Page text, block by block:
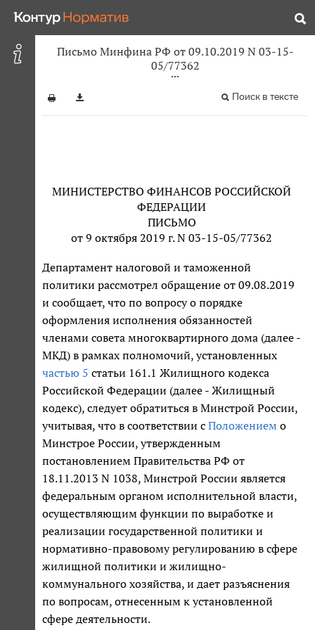
Письмо Минфина РФ от 09.10.2019 N 03-15-
05/77362
Поиск в тексте
МИНИСТЕРСТВО ФИНАНСОВ РОССИЙСКОЙ
ФЕДЕРАЦИИ
ПИСЬМО
от 9 октября 2019 г. N 03-15-05/77362
Департамент налоговой и таможенной
политики рассмотрел обращение от 09.08.2019
и сообщает, что по вопросу о порядке
оформления исполнения обязанностей
членами совета многоквартирного дома (далее -
МКД) в рамках полномочий, установленных
частью 5 статьи 161.1 Жилищного кодекса
Российской Федерации (далее - Жилищный
кодекс), следует обратиться в Минстрой России,
учитывая, что в соответствии с Положением о
Минстрое России, утвержденным
постановлением Правительства РФ от
18.11.2013 N 1038, Минстрой России является
федеральным органом исполнительной власти,
осуществляющим функции по выработке и
реализации государственной политики и
нормативно-правовому регулированию в сфере
жилищной политики и жилищно-
коммунального хозяйства, и дает разъяснения
по вопросам, отнесенным к установленной
сфере деятельности.